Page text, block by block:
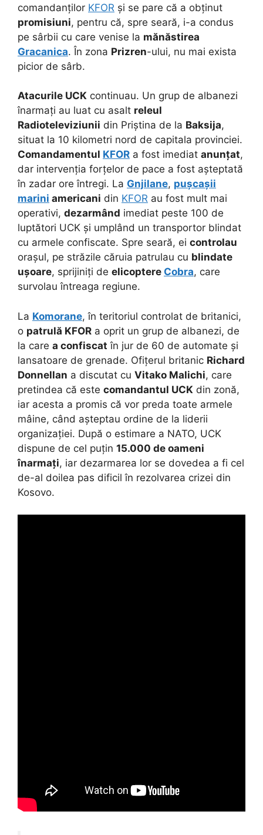
comandanților KFOR și se pare că a obținut
promisiuni, pentru că, spre seară, i-a condus
pe sârbii cu care venise la mănăstirea
Gracanica. În zona Prizren-ului, nu mai exista
picior de sârb.
Atacurile UCK continuau. Un grup de albanezi
înarmați au luat cu asalt releul
Radioteleviziunii din Priștina de la Baksija,
situat la 10 kilometri nord de capitala provinciei.
Comandamentul KFOR a fost imediat anunțat,
dar intervenția forțelor de pace a fost așteptată
în zadar ore întregi. La Gnjilane, pușcașii
marini americani din KFOR au fost mult mai
operativi, dezarmând imediat peste 100 de
luptători UCK și umplând un transportor blindat
cu armele confiscate. Spre seară, ei controlau
orașul, pe străzile căruia patrulau cu blindate
ușoare, sprijiniți de elicoptere Cobra, care
survolau întreaga regiune.
La Komorane, în teritoriul controlat de britanici,
o patrulă KFOR a oprit un grup de albanezi, de
la care a confiscat în jur de 60 de automate și
lansatoare de grenade. Ofițerul britanic Richard
Donnellan a discutat cu Vitako Malichi, care
pretindea că este comandantul UCK din zonă,
iar acesta a promis că vor preda toate armele
mâine, când așteptau ordine de la liderii
organizației. După o estimare a NATO, UCK
dispune de cel puțin 15.000 de oameni
înarmați, iar dezarmarea lor se dovedea a fi cel
de-al doilea pas dificil în rezolvarea crizei din
Kosovo.